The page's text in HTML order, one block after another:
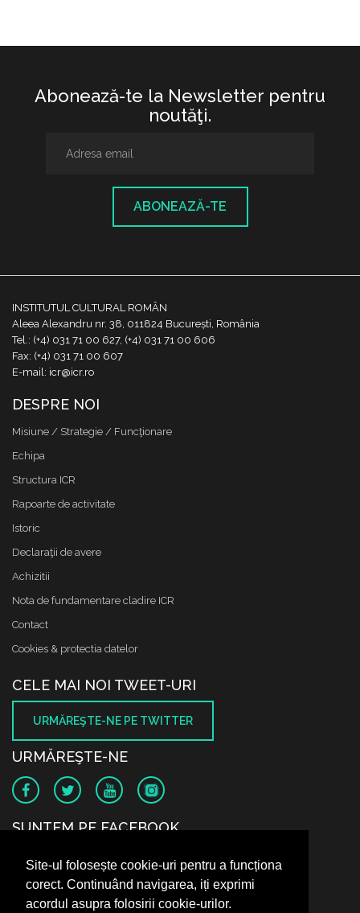
Site-ul folosește cookie-uri pentru a funcționa
corect. Continuând navigarea, iți exprimi
acordul asupra folosirii cookie-urilor.
Abonează-te la Newsletter pentru
noutăţi.
ABONEAZĂ-TE
INSTITUTUL CULTURAL ROMÂN
Aleea Alexandru nr. 38, 011824 București, România
Tel.: (+4) 031 71 00 627, (+4) 031 71 00 606
Fax: (+4) 031 71 00 607
E-mail: icr@icr.ro
DESPRE NOI
Misiune / Strategie / Funcţionare
Echipa
Structura ICR
Rapoarte de activitate
Istoric
Declaraţii de avere
Achizitii
Nota de fundamentare cladire ICR
Contact
Cookies & protectia datelor
CELE MAI NOI TWEET-URI
URMĂREŞTE-NE PE TWITTER
URMĂREŞTE-NE
SUNTEM PE FACEBOOK